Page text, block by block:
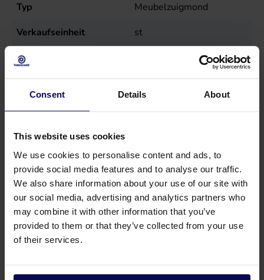
Consent Details About
This website uses cookies
We use cookies to personalise content and ads, to
provide social media features and to analyse our traffic.
We also share information about your use of our site with
our social media, advertising and analytics partners who
may combine it with other information that you’ve
provided to them or that they’ve collected from your use
of their services.
Typ
Meubelzuigmond
Verkaufseinheit
st
Haben Sie eine Frage oder brauchen Sie